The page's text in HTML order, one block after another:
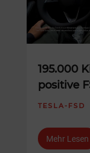
195.000
positive
TESLA-FSD
Mehr Lesen